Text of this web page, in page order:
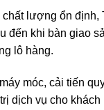
lượng ổn định,
đến khi bàn giao
lô hàng.
móc, cải tiến
dịch vụ cho